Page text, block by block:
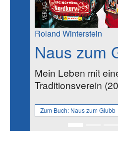
Roland Winterstein
Naus zum
Mein Leben mit
Traditionsverein
Zum Buch: Naus zum Glubb